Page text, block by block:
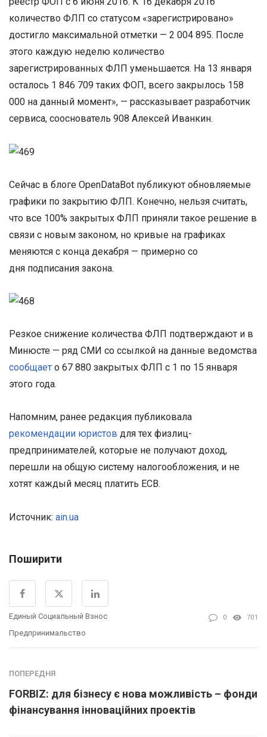
количество ФЛП со статусом «зарегистрировано»
достигло максимальной отметки — 2 004 895. После
этого каждую неделю количество
зарегистрированных ФЛП уменьшается. На 13 января
осталось 1 846 709 таких ФОП, всего закрылось 158
000 на данный момент», — рассказывает разработчик
сервиса, сооснователь 908 Алексей Иванкин.
Сейчас в блоге OpenDataBot публикуют обновляемые
графики по закрытию ФЛП. Конечно, нельзя считать,
что все 100% закрытых ФЛП приняли такое решение в
связи с новым законом, но кривые на графиках
меняются с конца декабря — примерно со
дня подписания закона.
Резкое снижение количества ФЛП подтверждают и в
Минюсте — ряд СМИ со ссылкой на данные ведомства
сообщает о 67 880 закрытых ФЛП с 1 по 15 января
этого года.
Напомним, ранее редакция публиковала
рекомендации юристов для тех физлиц-
предпринимателей, которые не получают доход,
перешли на общую систему налогообложения, и не
хотят каждый месяц платить ЕСВ.
Источник: ain.ua
Поширити
Единый Социальный Взнос
Предпринимальство
0 701
ПОПЕРЕДНЯ
FORBIZ: для бізнесу є нова можливість – фонди
фінансування інноваційних проектів